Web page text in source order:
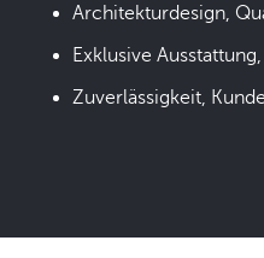
Architekturdesign,
Exklusive
Zuverlässigkeit,